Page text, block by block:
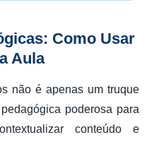
Como Usar
Aula
não é apenas um truque
poderosa para
conteúdo e